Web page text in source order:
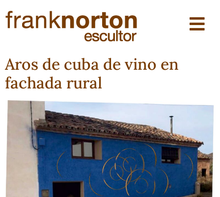
Aros de cuba de vino en
fachada rural